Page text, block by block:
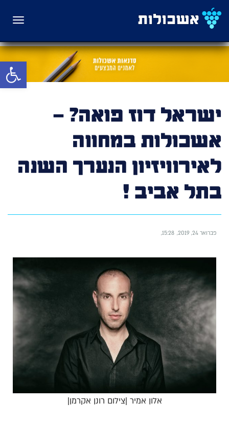
פתח
תפריט
ישראל דוז פואה? –
אשכולות במחווה
לאירוויזיון הנערך השנה
בתל אביב !
פברואר 24, 2019 15:28
אלון אמיר |צילום רונן אקרמן|